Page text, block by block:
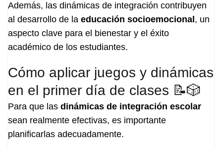
Además, las dinámicas de integración contribuyen
al desarrollo de la educación socioemocional , un
aspecto clave para el bienestar y el éxito
académico de los estudiantes.
Cómo aplicar juegos y dinámicas
en el primer día de clases 📝🎲
Para que las dinámicas de integración escolar
sean realmente efectivas, es importante
planificarlas adecuadamente.